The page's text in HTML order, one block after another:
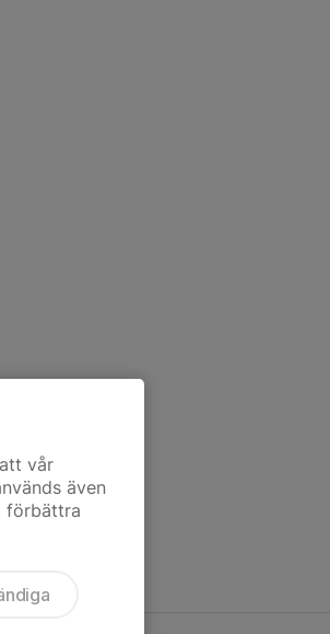
vår
även
förbättra